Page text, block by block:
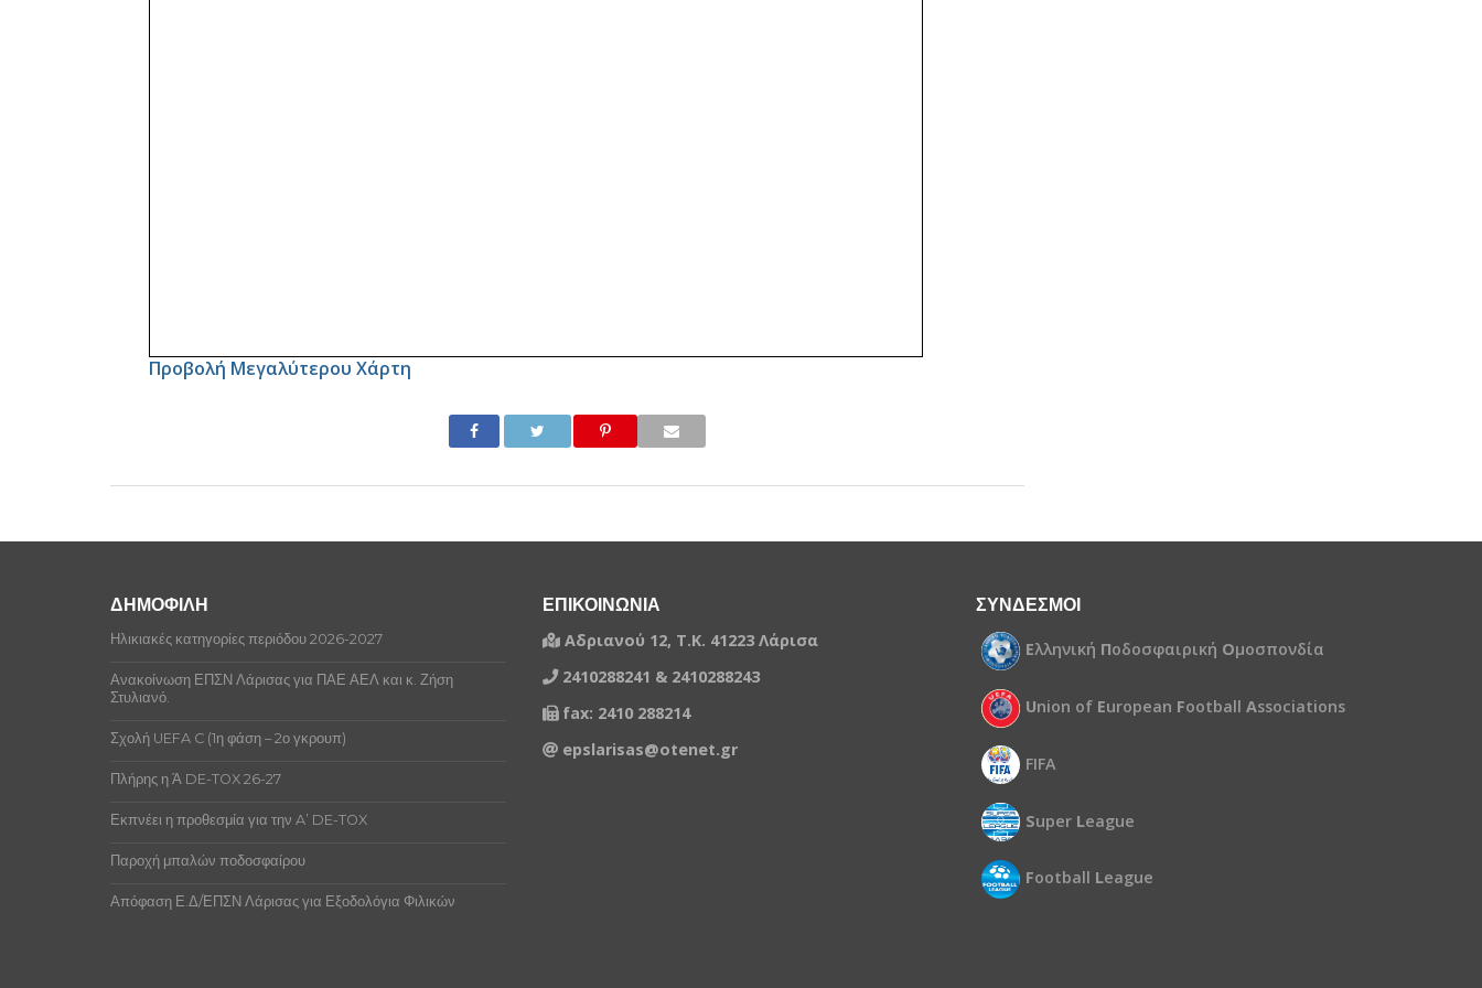
Προβολή Μεγαλύτερου Χάρτη
ΔΗΜΟΦΙΛΗ
Ηλικιακές κατηγορίες περιόδου 2026-2027
Ανακοίνωση ΕΠΣΝ Λάρισας για ΠΑΕ ΑΕΛ και κ. Ζήση
Στυλιανό.
Σχολή UEFA C (1η φάση – 2ο γκρουπ)
Πλήρης η Ά DE-TOX 26-27
Εκπνέει η προθεσμία για την A’ DE-TOX
Παροχή μπαλών ποδοσφαίρου
Απόφαση Ε.Δ/ΕΠΣΝ Λάρισας για Εξοδολόγια Φιλικών
ΕΠΙΚΟΙΝΩΝΙΑ
Αδριανού 12, Τ.Κ. 41223 Λάρισα
2410288241 & 2410288243
fax: 2410 288214
epslarisas@otenet.gr
ΣΥΝΔΕΣΜΟΙ
Ελληνική Ποδοσφαιρική Ομοσπονδία
Union of European Football Associations
FIFA
Super League
Football League